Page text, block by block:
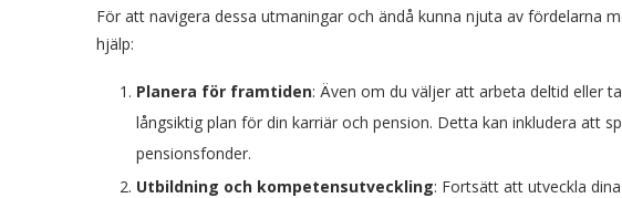
För att navigera dessa utmaningar och ändå kunna njuta av fördelarna
hjälp:
Planera för framtiden: Även om du väljer att arbeta deltid eller
långsiktig plan för din karriär och pension. Detta kan inkludera att
pensionsfonder.
Utbildning och kompetensutveckling: Fortsätt att utveckla